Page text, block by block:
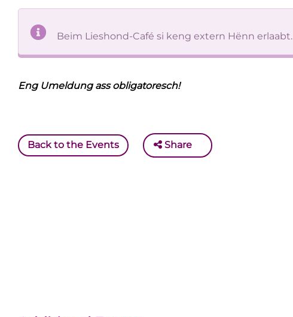
Beim Lieshond-Café si keng extern Hënn erlaabt.
Eng Umeldung ass obligatoresch!
Back to the Events Share